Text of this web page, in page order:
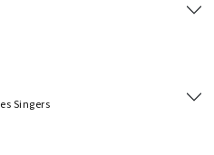
Singers